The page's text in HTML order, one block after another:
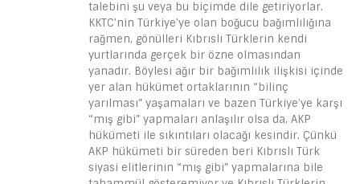
talebini şu veya bu biçimde dile getiriyorlar.
KKTC’nin Türkiye’ye olan boğucu bağımlılığına
rağmen, gönülleri Kıbrıslı Türklerin kendi
yurtlarında gerçek bir özne olmasından
yanadır. Böylesi ağır bir bağımlılık ilişkisi içinde
yer alan hükümet ortaklarının “bilinç
yarılması” yaşamaları ve bazen Türkiye’ye karşı
“mış gibi” yapmaları anlaşılır olsa da, AKP
hükümeti ile sıkıntıları olacağı kesindir. Çünkü
AKP hükümeti bir süreden beri Kıbrıslı Türk
siyasi elitlerinin “mış gibi” yapmalarına bile